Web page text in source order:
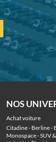
NOS
Achat voiture
Citadine - Berline -
Monospace - SUV